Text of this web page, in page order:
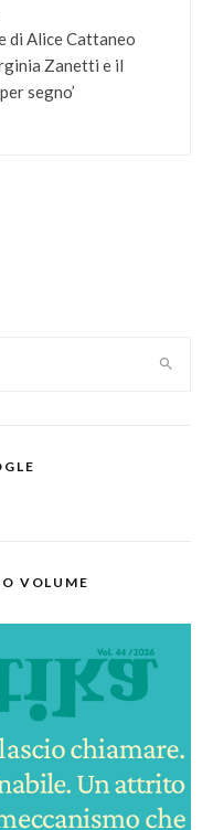
di Alice Cattaneo
Zanetti e il
segno’
VOLUME